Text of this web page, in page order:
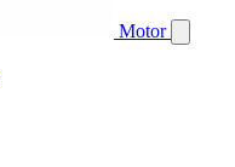
Motor